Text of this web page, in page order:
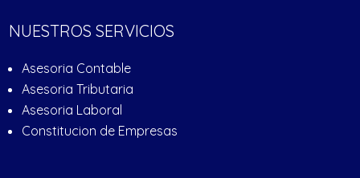
NUESTROS SERVICIOS
Asesoria Contable
Asesoria Tributaria
Asesoria Laboral
Constitucion de Empresas